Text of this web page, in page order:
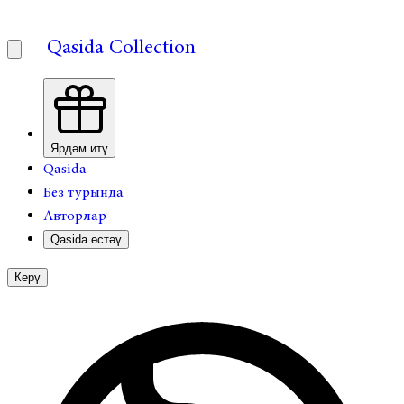
Qasida Collection
Ярдәм итү
Qasida
Без турында
Авторлар
Qasida өстәү
Керү